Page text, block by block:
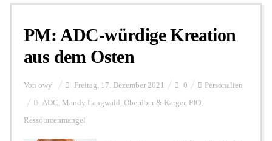
Personalien
Hintergrund
FUNKTURM-Beiträge
PM: ADC-würdige Kreation
aus dem Osten
Von owy Freitag, 17. Dezember 2021 0 Personalien
ADC, Mandy Langwald , Oberüber & Karger, PIO,
Ressourcenmangel